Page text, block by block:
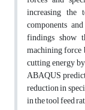
increasing
components
findings show
machining force
cutting energy
ABAQUS
reduction in
in the tool feed